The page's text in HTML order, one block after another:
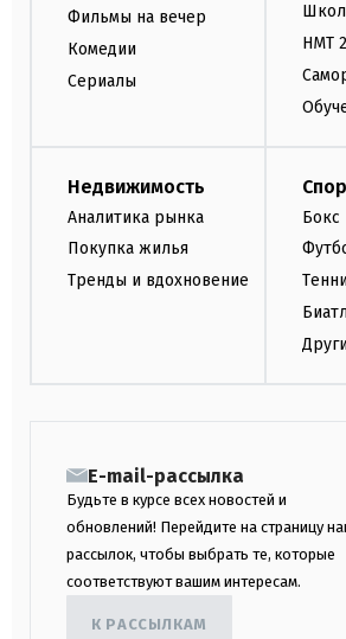
Фильмы на вечер
Комедии
Сериалы
НМТ
Недвижимость
Аналитика рынка
Покупка жилья
Тренды и вдохновение
Бокс
E-mail-рассылка
Будьте в курсе всех новостей и
обновлений! Перейдите на страницу
рассылок, чтобы выбрать те, которые
соответствуют вашим интересам.
К РАССЫЛКАМ